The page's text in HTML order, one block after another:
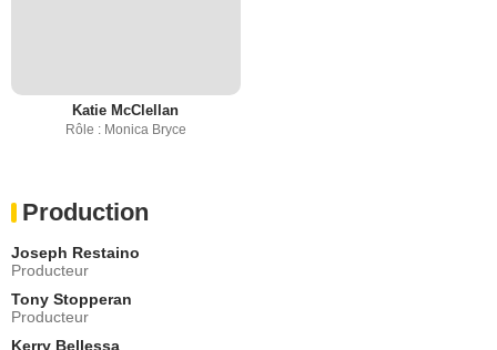
Katie McClellan
Rôle : Monica Bryce
Production
Joseph Restaino
Producteur
Tony Stopperan
Producteur
Kerry Bellessa